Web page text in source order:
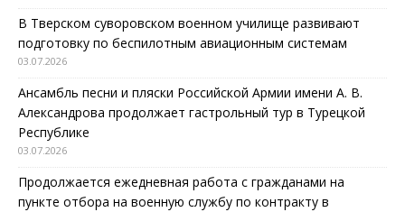
В Тверском суворовском военном училище развивают
подготовку по беспилотным авиационным системам
03.07.2026
Ансамбль песни и пляски Российской Армии имени А. В.
Александрова продолжает гастрольный тур в Турецкой
Республике
03.07.2026
Продолжается ежедневная работа с гражданами на
пункте отбора на военную службу по контракту в